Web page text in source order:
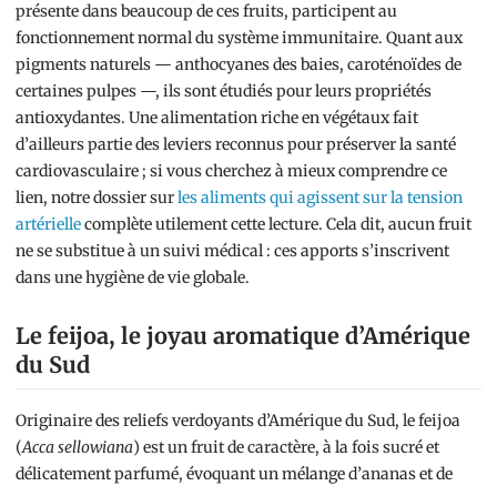
présente dans beaucoup de ces fruits, participent au
fonctionnement normal du système immunitaire. Quant aux
pigments naturels — anthocyanes des baies, caroténoïdes de
certaines pulpes —, ils sont étudiés pour leurs propriétés
antioxydantes. Une alimentation riche en végétaux fait
d’ailleurs partie des leviers reconnus pour préserver la santé
cardiovasculaire ; si vous cherchez à mieux comprendre ce
lien, notre dossier surles aliments qui agissent sur la tension
artériellecomplète utilement cette lecture. Cela dit, aucun fruit
ne se substitue à un suivi médical : ces apports s’inscrivent
dans une hygiène de vie globale.
Le feijoa, le joyau aromatique d’Amérique
du Sud
Originaire des reliefs verdoyants d’Amérique du Sud, le feijoa
(Acca sellowiana) est un fruit de caractère, à la fois sucré et
délicatement parfumé, évoquant un mélange d’ananas et de